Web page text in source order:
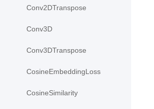
Conv2DTranspose
Conv3D
Conv3DTranspose
CosineEmbeddingLoss
CosineSimilarity